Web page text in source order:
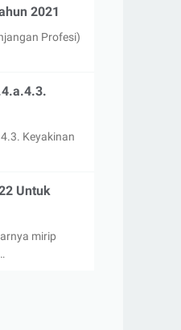
2021
Profesi)
Keyakinan
Untuk
mirip